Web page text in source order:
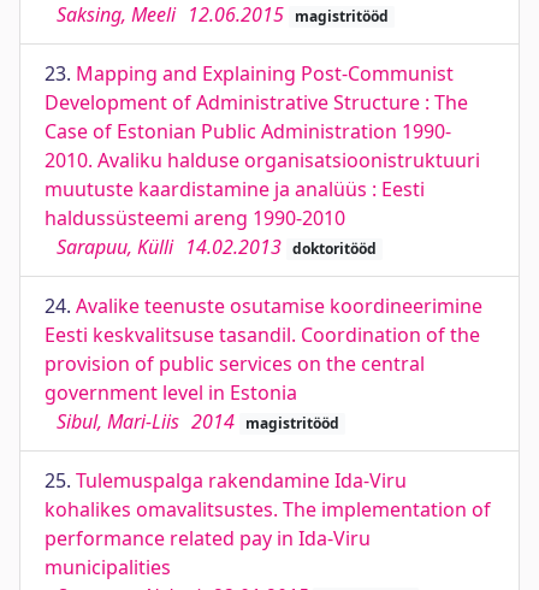
Saksing, Meeli 12.06.2015 magistritööd
23. Mapping and Explaining Post-Communist
Development of Administrative Structure : The
Case of Estonian Public Administration 1990-
2010. Avaliku halduse organisatsioonistruktuuri
muutuste kaardistamine ja analüüs : Eesti
haldussüsteemi areng 1990-2010
Sarapuu, Külli 14.02.2013 doktoritööd
24. Avalike teenuste osutamise koordineerimine
Eesti keskvalitsuse tasandil. Coordination of the
provision of public services on the central
government level in Estonia
Sibul, Mari-Liis 2014 magistritööd
25. Tulemuspalga rakendamine Ida-Viru
kohalikes omavalitsustes. The implementation of
performance related pay in Ida-Viru
municipalities